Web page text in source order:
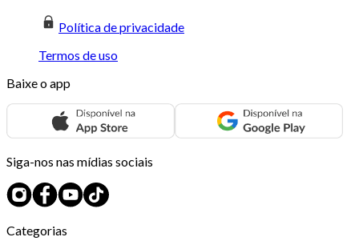
Política de privacidade
Termos de uso
Baixe o app
Siga-nos nas mídias sociais
Categorias